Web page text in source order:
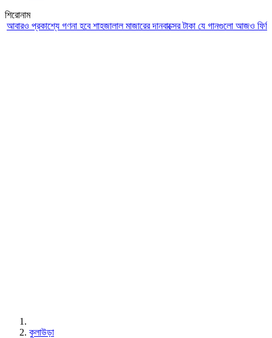
শিরোনাম
প্রকাশ্যে গণনা হবে শাহজালাল মাজারের দানবাক্সের টাকাযে গানগুলো আজও ফিরিয়ে
কুলাউড়া